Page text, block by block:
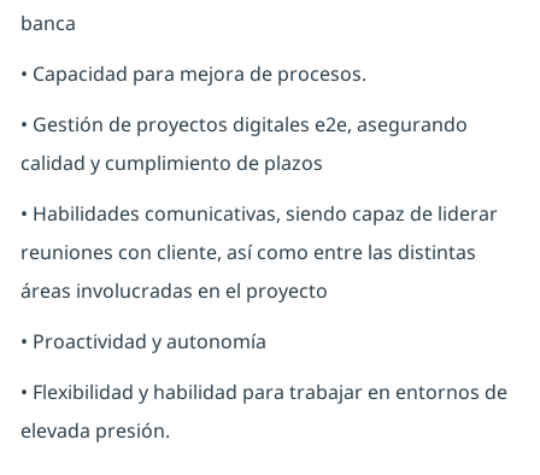
banca
• Capacidad para mejora de procesos.
• Gestión de proyectos digitales e2e, asegurando
calidad y cumplimiento de plazos
• Habilidades comunicativas, siendo capaz de liderar
reuniones con cliente, así como entre las distintas
áreas involucradas en el proyecto
• Proactividad y autonomía
• Flexibilidad y habilidad para trabajar en entornos de
elevada presión.